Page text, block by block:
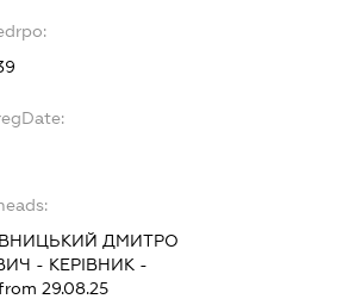
ДМИТРО
- КЕРІВНИК -
29.08.25